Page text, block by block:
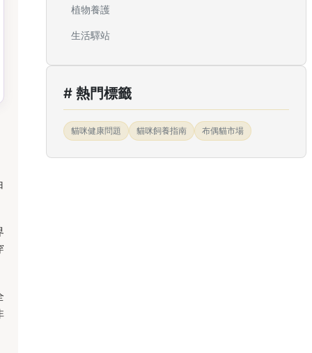
植物養護
生活驛站
# 熱門標籤
貓咪健康問題 貓咪飼養指南 布偶貓市場